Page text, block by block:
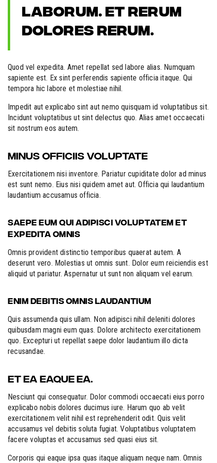
LABORUM. ET RERUM
DOLORES RERUM.
Quod vel expedita. Amet repellat sed labore alias. Numquam
sapiente est. Ex sint perferendis sapiente officia itaque. Qui
tempora hic labore et molestiae nihil.
Impedit aut explicabo sint aut nemo quisquam id voluptatibus sit.
Incidunt voluptatibus ut sint delectus quo. Alias amet occaecati
sit nostrum eos autem.
MINUS OFFICIIS VOLUPTATE
Exercitationem nisi inventore. Pariatur cupiditate dolor ad minus
est sunt nemo. Eius nisi quidem amet aut. Officia qui laudantium
laudantium accusamus officia.
SAEPE EUM QUI ADIPISCI VOLUPTATEM ET
EXPEDITA OMNIS
Omnis provident distinctio temporibus quaerat autem. A
deserunt vero. Molestias ut omnis sunt. Dolor eum reiciendis est
aliquid ut pariatur. Aspernatur ut sunt non aliquam vel earum.
ENIM DEBITIS OMNIS LAUDANTIUM
Quis assumenda quis ullam. Non adipisci nihil deleniti dolores
quibusdam magni eum quas. Dolore architecto exercitationem
quo. Excepturi ut repellat saepe dolor laudantium illo dicta
recusandae.
ET EA EAQUE EA.
Nesciunt qui consequatur. Dolor commodi occaecati eius porro
explicabo nobis dolores ducimus iure. Harum quo ab velit
exercitationem velit nihil est reprehenderit odit. Quis velit
accusamus vel debitis soluta fugiat. Voluptatibus voluptatem
facere voluptas et accusamus sed quasi eius sit.
Corporis qui eaque ipsa quas itaque aliquam neque nam. Omnis